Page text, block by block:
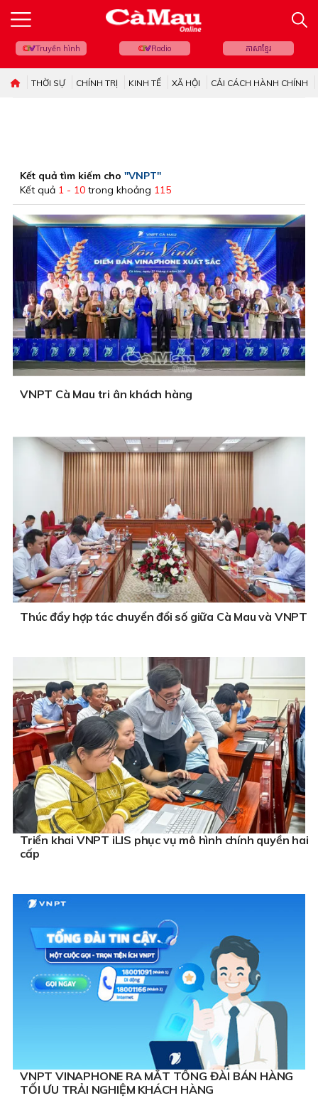
Truyền hình Radio ភាសាខ្មែរ
THỜI SỰ CHÍNH TRỊ KINH TẾ XÃ HỘI CẢI CÁCH HÀNH CHÍNH
Kết quả tìm kiếm cho "VNPT"
Kết quả 1 - 10 trong khoảng 115
VNPT Cà Mau tri ân khách hàng
Thúc đẩy hợp tác chuyển đổi số giữa Cà Mau và VNPT
Triển khai VNPT iLIS phục vụ mô hình chính quyền hai
cấp
VNPT VINAPHONE RA MẮT TỔNG ĐÀI BÁN HÀNG
TỐI ƯU TRẢI NGHIỆM KHÁCH HÀNG